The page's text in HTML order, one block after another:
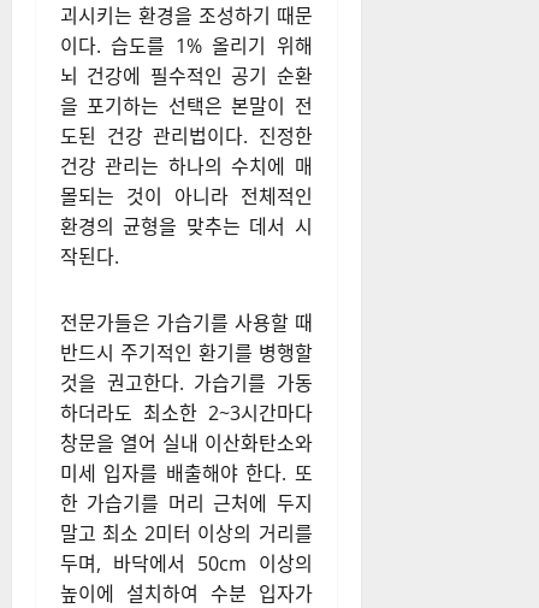
괴시키는 환경을 조성하기 때문
이다. 습도를 1% 올리기 위해
뇌 건강에 필수적인 공기 순환
을 포기하는 선택은 본말이 전
도된 건강 관리법이다. 진정한
건강 관리는 하나의 수치에 매
몰되는 것이 아니라 전체적인
환경의 균형을 맞추는 데서 시
작된다.
전문가들은 가습기를 사용할 때
반드시 주기적인 환기를 병행할
것을 권고한다. 가습기를 가동
하더라도 최소한 2~3시간마다
창문을 열어 실내 이산화탄소와
미세 입자를 배출해야 한다. 또
한 가습기를 머리 근처에 두지
말고 최소 2미터 이상의 거리를
두며, 바닥에서 50cm 이상의
높이에 설치하여 수분 입자가